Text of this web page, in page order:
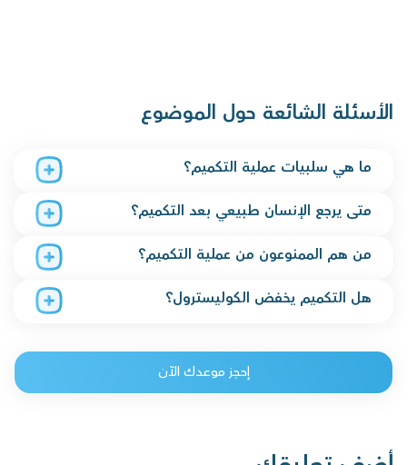
الأسئلة الشائعة حول الموضوع
ما هي سلبيات عملية التكميم؟
متى يرجع الإنسان طبيعي بعد التكميم؟
من هم الممنوعون من عملية التكميم؟
هل التكميم يخفض الكوليسترول؟
إحجز موعدك الآن